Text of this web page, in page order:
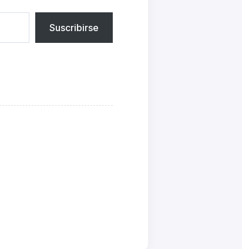
Suscribirse